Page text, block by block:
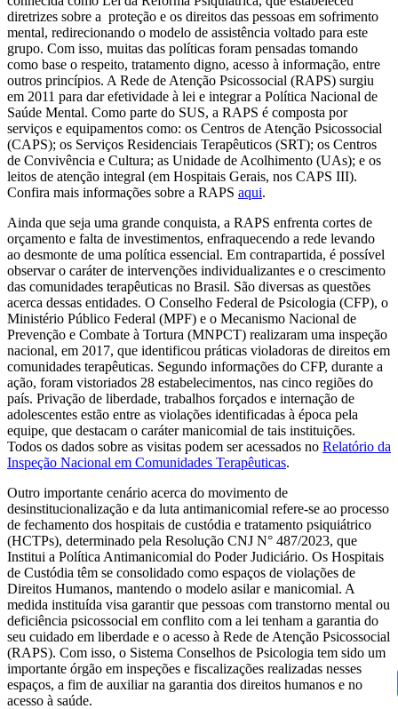
diretrizes sobre a proteção e os direitos das pessoas em sofrimento
mental, redirecionando o modelo de assistência voltado para este
grupo. Com isso, muitas das políticas foram pensadas tomando
como base o respeito, tratamento digno, acesso à informação, entre
outros princípios. A Rede de Atenção Psicossocial (RAPS) surgiu
em 2011 para dar efetividade à lei e integrar a Política Nacional de
Saúde Mental. Como parte do SUS, a RAPS é composta por
serviços e equipamentos como: os Centros de Atenção Psicossocial
(CAPS); os Serviços Residenciais Terapêuticos (SRT); os Centros
de Convivência e Cultura; as Unidade de Acolhimento (UAs); e os
leitos de atenção integral (em Hospitais Gerais, nos CAPS III).
Confira mais informações sobre a RAPS aqui.
Ainda que seja uma grande conquista, a RAPS enfrenta cortes de
orçamento e falta de investimentos, enfraquecendo a rede levando
ao desmonte de uma política essencial. Em contrapartida, é possível
observar o caráter de intervenções individualizantes e o crescimento
das comunidades terapêuticas no Brasil. São diversas as questões
acerca dessas entidades. O Conselho Federal de Psicologia (CFP), o
Ministério Público Federal (MPF) e o Mecanismo Nacional de
Prevenção e Combate à Tortura (MNPCT) realizaram uma inspeção
nacional, em 2017, que identificou práticas violadoras de direitos em
comunidades terapêuticas. Segundo informações do CFP, durante a
ação, foram vistoriados 28 estabelecimentos, nas cinco regiões do
país. Privação de liberdade, trabalhos forçados e internação de
adolescentes estão entre as violações identificadas à época pela
equipe, que destacam o caráter manicomial de tais instituições.
Todos os dados sobre as visitas podem ser acessados no Relatório da
Inspeção Nacional em Comunidades Terapêuticas.
Outro importante cenário acerca do movimento de
desinstitucionalização e da luta antimanicomial refere-se ao processo
de fechamento dos hospitais de custódia e tratamento psiquiátrico
(HCTPs), determinado pela Resolução CNJ N° 487/2023, que
Institui a Política Antimanicomial do Poder Judiciário. Os Hospitais
de Custódia têm se consolidado como espaços de violações de
Direitos Humanos, mantendo o modelo asilar e manicomial. A
medida instituída visa garantir que pessoas com transtorno mental ou
deficiência psicossocial em conflito com a lei tenham a garantia do
seu cuidado em liberdade e o acesso à Rede de Atenção Psicossocial
(RAPS). Com isso, o Sistema Conselhos de Psicologia tem sido um
importante órgão em inspeções e fiscalizações realizadas nesses
espaços, a fim de auxiliar na garantia dos direitos humanos e no
acesso à saúde.